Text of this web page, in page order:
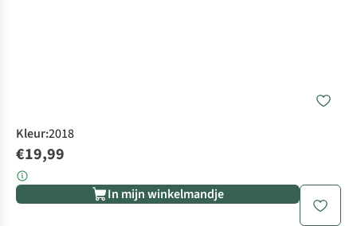
Kleur:2018
€19,99
In mijn winkelmandje